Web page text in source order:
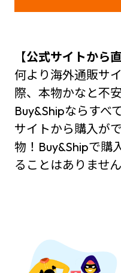
【公式サイトから
何より海外通販サ
際、本物かなと不
Buy&Shipならすべ
サイトから購入が
物！Buy&Shipで購
ることはありません